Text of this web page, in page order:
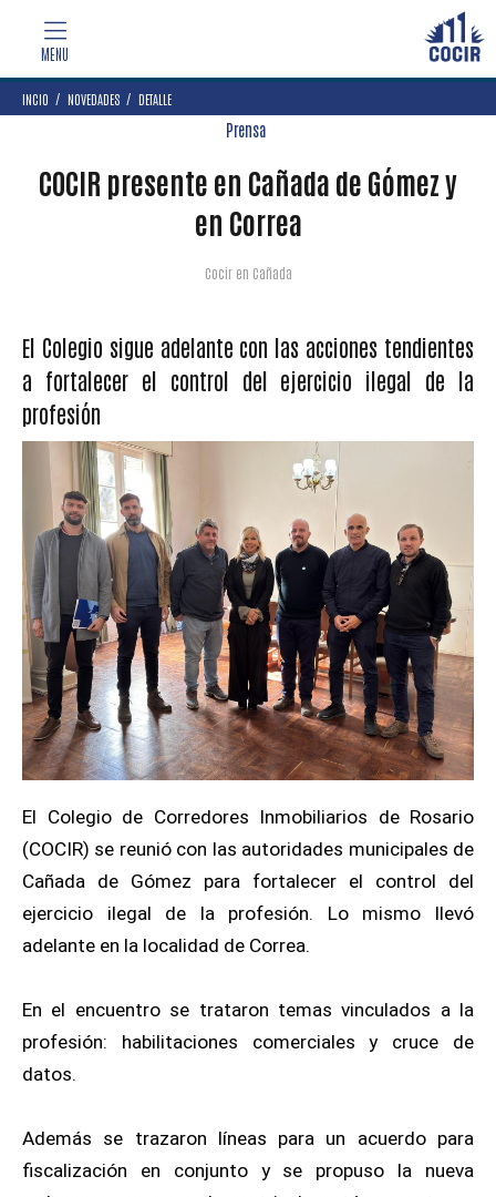
INCIO NOVEDADES DETALLE
Prensa
COCIR presente en Cañada de Gómez y
en Correa
Cocir en Cañada
El Colegio sigue adelante con las acciones tendientes
a fortalecer el control del ejercicio ilegal de la
profesión
El Colegio de Corredores Inmobiliarios de Rosario
(COCIR) se reunió con las autoridades municipales de
Cañada de Gómez para fortalecer el control del
ejercicio ilegal de la profesión. Lo mismo llevó
adelante en la localidad de Correa.
En el encuentro se trataron temas vinculados a la
profesión: habilitaciones comerciales y cruce de
datos.
Además se trazaron líneas para un acuerdo para
fiscalización en conjunto y se propuso la nueva